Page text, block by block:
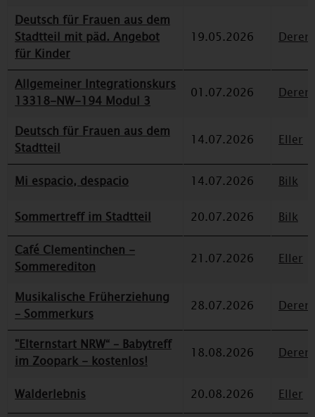
Deutsch für Frauen aus dem
Stadtteil mit päd. Angebot
für Kinder
19.05.2026
Allgemeiner Integrationskurs
13318-NW-194 Modul 3
01.07.2026
Deutsch für Frauen aus dem
Stadtteil
14.07.2026 Eller
Mi espacio, despacio 14.07.2026 Bilk
Sommertreff im Stadtteil 20.07.2026
Bilk
Café Clementinchen -
Sommerediton
21.07.2026 Eller
Musikalische Früherziehung
– Sommerkurs
28.07.2026
"Elternstart NRW“ – Babytreff
im Zoopark - kostenlos!
18.08.2026
Walderlebnis 20.08.2026
Eller